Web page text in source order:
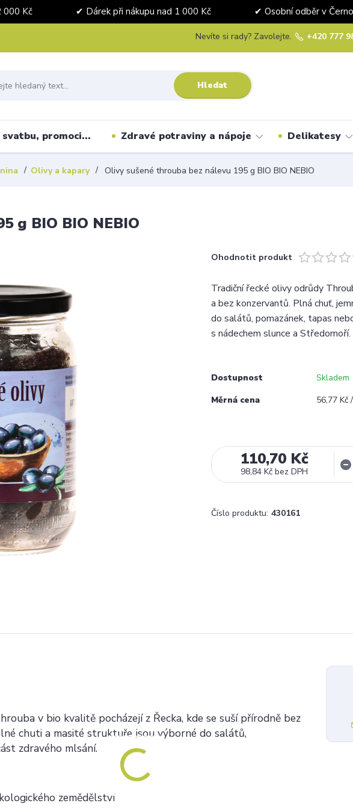
2 000 Kč ✔ Dárek při nákupu nad 1 000 Kč ✔ Osobní odběr v
Hledat
Nevíte si rady? Zavolejte. +420 777
promoci... Zdravé potraviny a nápoje Delikatesy
Olivy a kapary Olivy sušené throuba bez nálevu 195 g BIO BIO NEBIO
g BIO BIO NEBIO
Ohodnotit produkt
Tradiční řecké olivy odrůdy
a bez konzervantů. Plná chuť,
do salátů, pomazánek, tapas
s nádechem slunce a Středomoří.
Dostupnost
Skladem
Měrná cena
56,77 Kč
110,70 Kč
98,84 Kč bez DPH
Číslo produktu: 430161
v bio kvalitě pocházejí z Řecka, kde se suší přírodně bez
chuti a masité struktuře jsou výborné do salátů,
zdravého mlsání.
zemědělství